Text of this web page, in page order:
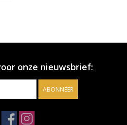
onze nieuwsbrief:
ABONNEER